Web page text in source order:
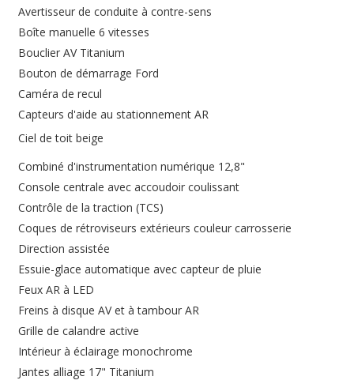
Avertisseur de conduite à contre-sens
Boîte manuelle 6 vitesses
Bouclier AV Titanium
Bouton de démarrage Ford
Caméra de recul
Capteurs d'aide au stationnement AR
Ciel de toit beige
Combiné d'instrumentation numérique 12,8"
Console centrale avec accoudoir coulissant
Contrôle de la traction (TCS)
Coques de rétroviseurs extérieurs couleur carrosserie
Direction assistée
Essuie-glace automatique avec capteur de pluie
Feux AR à LED
Freins à disque AV et à tambour AR
Grille de calandre active
Intérieur à éclairage monochrome
Jantes alliage 17" Titanium